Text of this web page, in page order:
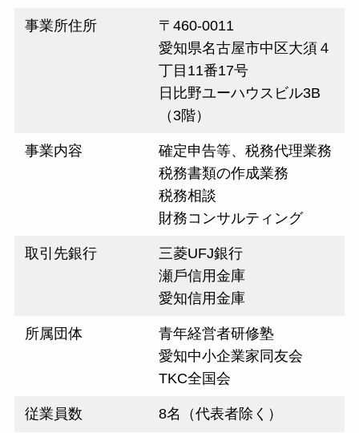
事業所住所
〒460-0011
愛知県名古屋市中区⼤須４
丁⽬11番17号
⽇⽐野ユーハウスビル3B
（3階）
事業内容
確定申告等、税務代理業務
税務書類の作成業務
税務相談
財務コンサルティング
取引先銀⾏
三菱UFJ銀⾏
瀬⼾信⽤⾦庫
愛知信⽤⾦庫
所属団体
⻘年経営者研修塾
愛知中⼩企業家同友会
TKC全国会
従業員数 8名（代表者除く）